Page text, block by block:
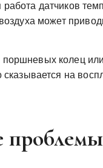
работа датчиков
может
поршневых колец
на
проблемы